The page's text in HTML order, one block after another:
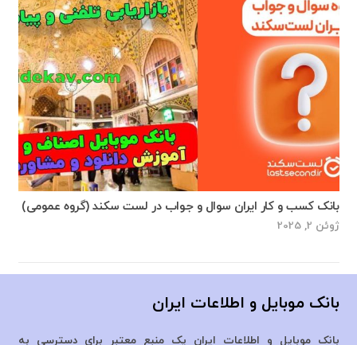
بانک کسب و کار ایران سوال و جواب در لست سکند (گروه عمومی)
ژوئن 2, 2025
بانک موبایل و اطلاعات ایران
بانک موبایل و اطلاعات ایران یک منبع معتبر برای دسترسی به